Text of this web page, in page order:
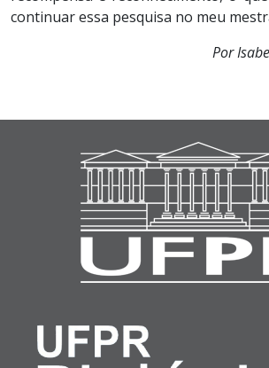
continuar essa pesquisa no meu
Por